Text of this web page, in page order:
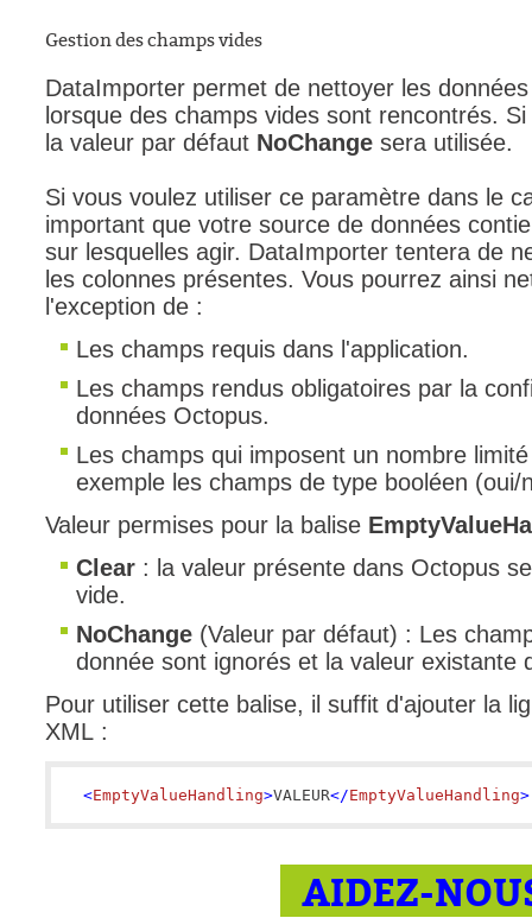
Gestion des champs vides
DataImporter permet de nettoyer les
lorsque des champs vides sont rencontrés.
la valeur par défaut NoChange sera utilisée.
Si vous voulez utiliser ce paramètre dans le
important que votre source de données
sur lesquelles agir. DataImporter tentera de
les colonnes présentes. Vous pourrez ainsi
l'exception de :
Les champs requis dans l'application.
Les champs rendus obligatoires par la
données Octopus.
Les champs qui imposent un nombre
exemple les champs de type booléen (oui/
Valeur permises pour la balise
Clear : la valeur présente dans Octopus
vide.
NoChange (Valeur par défaut) : Les
donnée sont ignorés et la valeur existante
Pour utiliser cette balise, il suffit d'ajouter la
XML :
<EmptyValueHandling>VALEUR</EmptyValueHandling>
AIDEZ-